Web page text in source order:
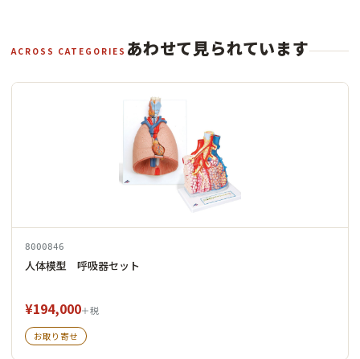
ACROSS CATEGORIES あわせて見られています
8000846
人体模型 呼吸器セット
¥194,000＋税
お取り寄せ